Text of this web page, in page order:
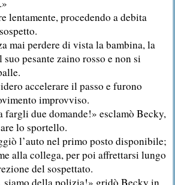
lentamente, procedendo a debita
mai perdere di vista la bambina, la
pesante zaino rosso e non si
accelerare il passo e furono
improvviso.
fargli due domande!» esclamò Becky,
lo sportello.
l’auto nel primo posto disponibile;
alla collega, per poi affrettarsi lungo
del sospettato.